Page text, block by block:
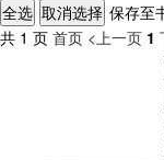
保存至
共 1 页 首页 <上一页 1